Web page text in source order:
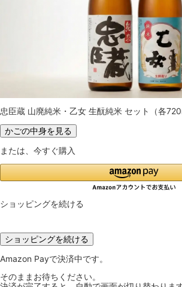
忠臣蔵 山廃純米・乙女 生酛純米 セット（各
かごの中身を見る
または、今すぐ購入
ショッピングを続ける
ショッピングを続ける
Amazon Payで決済中です。
そのままお待ちください。